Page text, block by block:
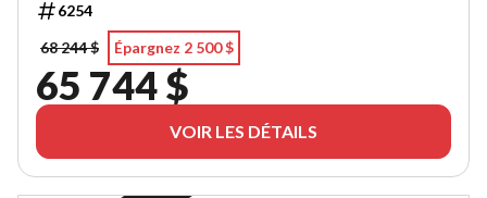
6254
68 244 $
Épargnez 2 500 $
65 744 $
VOIR LES DÉTAILS